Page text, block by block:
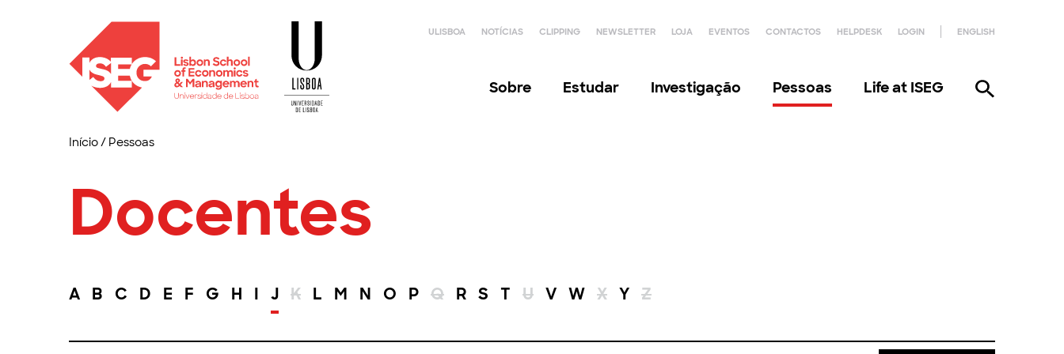
ULISBOA NOTÍCIAS CLIPPING NEWSLETTER LOJA EVENTOS CONTACTOS HELPDESK LOGIN ENGLISH
Sobre Estudar Investigação Pessoas Life at ISEG
Início/ Pessoas
Docentes
A B C D E F G H I J K L M N O P Q R S T U V W X Y Z